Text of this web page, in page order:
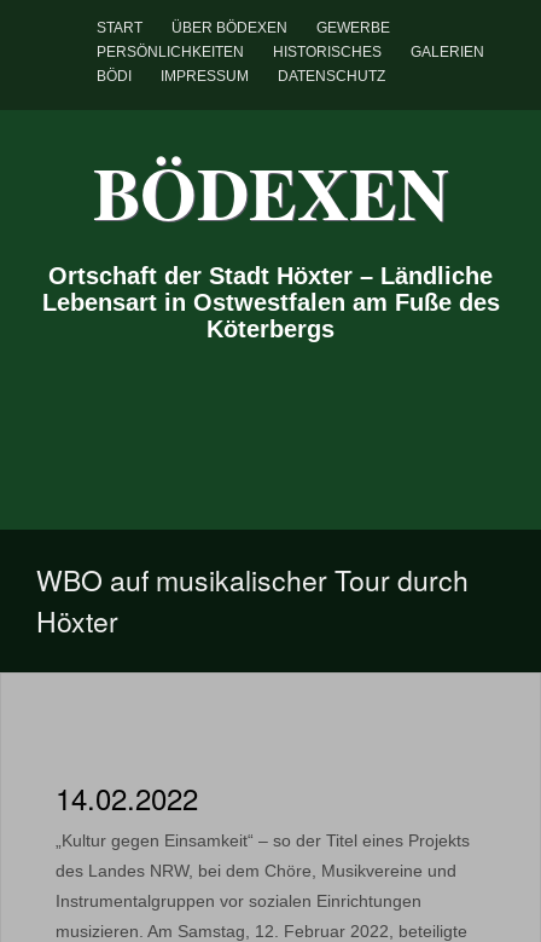
START ÜBER BÖDEXEN
GEWERBE
PERSÖNLICHKEITEN
HISTORISCHES
GALERIEN
BÖDI
IMPRESSUM DATENSCHUTZ
BÖDEXEN
Ortschaft der Stadt Höxter – Ländliche
Lebensart in Ostwestfalen am Fuße des
Köterbergs
WBO auf musikalischer Tour durch
Höxter
14.02.2022
„Kultur gegen Einsamkeit“ – so der Titel eines Projekts
des Landes NRW, bei dem Chöre, Musikvereine und
Instrumentalgruppen vor sozialen Einrichtungen
musizieren. Am Samstag, 12. Februar 2022, beteiligte